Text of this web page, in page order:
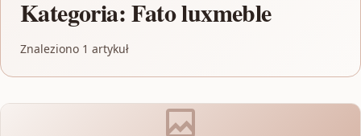
Kategoria:Fato luxmeble
Znaleziono 1 artykuł